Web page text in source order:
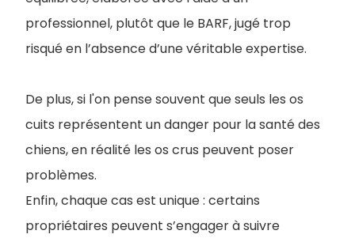
professionnel, plutôt que le BARF, jugé trop
risqué en l’absence d’une véritable expertise.
De plus, si l'on pense souvent que seuls les os
cuits représentent un danger pour la santé des
chiens, en réalité les os crus peuvent poser
problèmes.
Enfin, chaque cas est unique : certains
propriétaires peuvent s’engager à suivre